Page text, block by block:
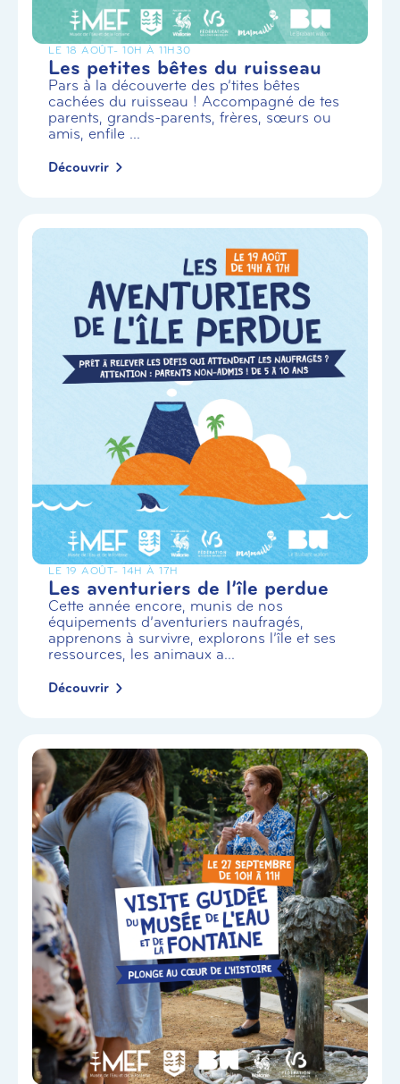
LE 18 AOÛT- 10H À 11H30
Les petites bêtes du ruisseau
Pars à la découverte des p’tites bêtes
cachées du ruisseau ! Accompagné de tes
parents, grands-parents, frères, sœurs ou
amis, enfile ...
Découvrir
LE 19 AOÛT- 14H À 17H
Les aventuriers de l’île perdue
Cette année encore, munis de nos
équipements d’aventuriers naufragés,
apprenons à survivre, explorons l’île et ses
ressources, les animaux a...
Découvrir